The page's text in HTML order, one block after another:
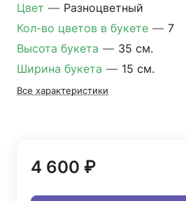
Цвет — Разноцветный
Кол-во цветов в букете — 7
Высота букета — 35 см.
Ширина букета — 15 см.
Все характеристики
4 600 ₽